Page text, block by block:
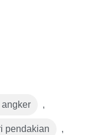
,
pendakian ,